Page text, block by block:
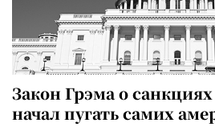
Закон Грэма о
начал пугать самих